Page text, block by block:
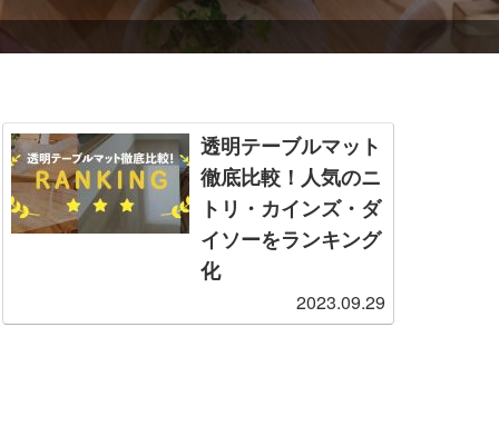
透明テーブルマット
徹底比較！人気のニ
トリ・カインズ・ダ
イソーをランキング
化
一口に透明なテーブルマ
ットと言っても、さまざ
2023.09.29